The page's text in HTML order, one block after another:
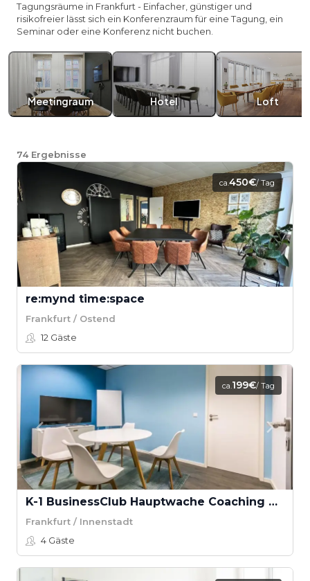
Tagungsräume in Frankfurt - Einfacher, günstiger und
risikofreier lässt sich ein Konferenzraum für eine Tagung, ein
Seminar oder eine Konferenz nicht buchen.
Meetingraum Hotel Loft
74 Ergebnisse
ca.450€/ Tag
re:mynd time:space
Frankfurt / Ostend
12 Gäste
ca.199€/ Tag
K-1 BusinessClub Hauptwache Coaching Raum “Untermain”
Frankfurt / Innenstadt
4 Gäste